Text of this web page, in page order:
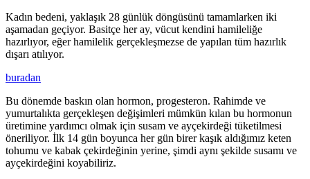
Kadın bedeni, yaklaşık 28 günlük döngüsünü tamamlarken iki
aşamadan geçiyor. Basitçe her ay, vücut kendini hamileliğe
hazırlıyor, eğer hamilelik gerçekleşmezse de yapılan tüm hazırlık
dışarı atılıyor.
buradan
Bu dönemde baskın olan hormon, progesteron. Rahimde ve
yumurtalıkta gerçekleşen değişimleri mümkün kılan bu hormonun
üretimine yardımcı olmak için susam ve ayçekirdeği tüketilmesi
öneriliyor. İlk 14 gün boyunca her gün birer kaşık aldığımız keten
tohumu ve kabak çekirdeğinin yerine, şimdi aynı şekilde susamı ve
ayçekirdeğini koyabiliriz.